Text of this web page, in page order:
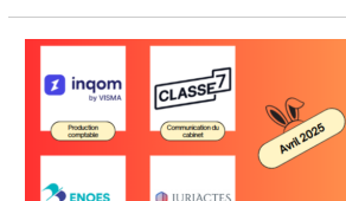
LE
MAI